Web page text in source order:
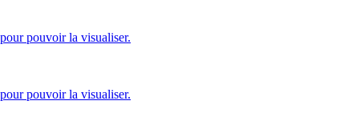
pouvoir la visualiser.
pouvoir la visualiser.